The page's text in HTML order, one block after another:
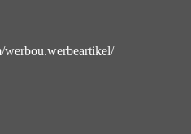
werbou.werbeartikel/